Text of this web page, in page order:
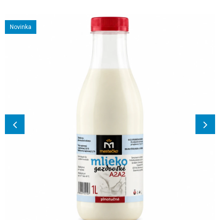
Novinka